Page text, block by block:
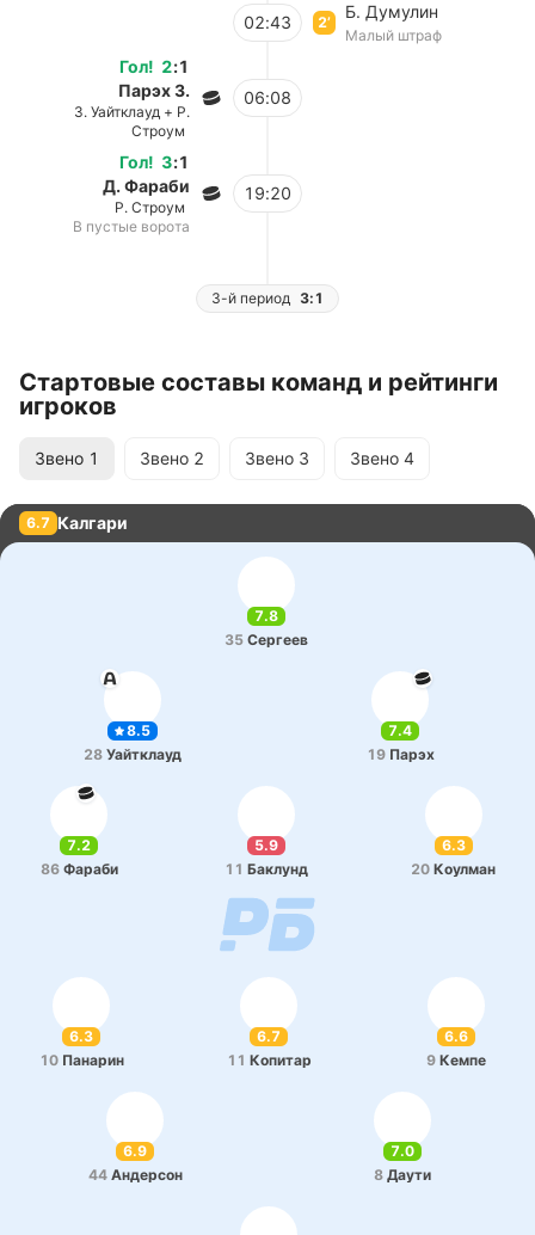
02:43 2’
Б. Думулин
Малый штраф
Гол! 2:1
Парэх З.
З. Уайтклауд + Р.
Строум
06:08
Гол! 3:1
Д. Фараби
Р. Строум
В пустые ворота
19:20
3-й период 3:1
Стартовые составы команд и рейтинги
игроков
Звено 1 Звено 2 Звено 3 Звено 4
6.7 Калгари
7.8
35 Се­ргеев
7.4
19 Парэх
8.5
28 Уай­тклауд
7.2
86 Фараби
6.3
20 Коу­лман
5.9
11 Ба­клунд
6.9
44 Анде­рсон
7.0
8 Даути
6.7
11 Ко­пи­тар
6.6
9 Кемпе
6.3
10 Па­на­рин